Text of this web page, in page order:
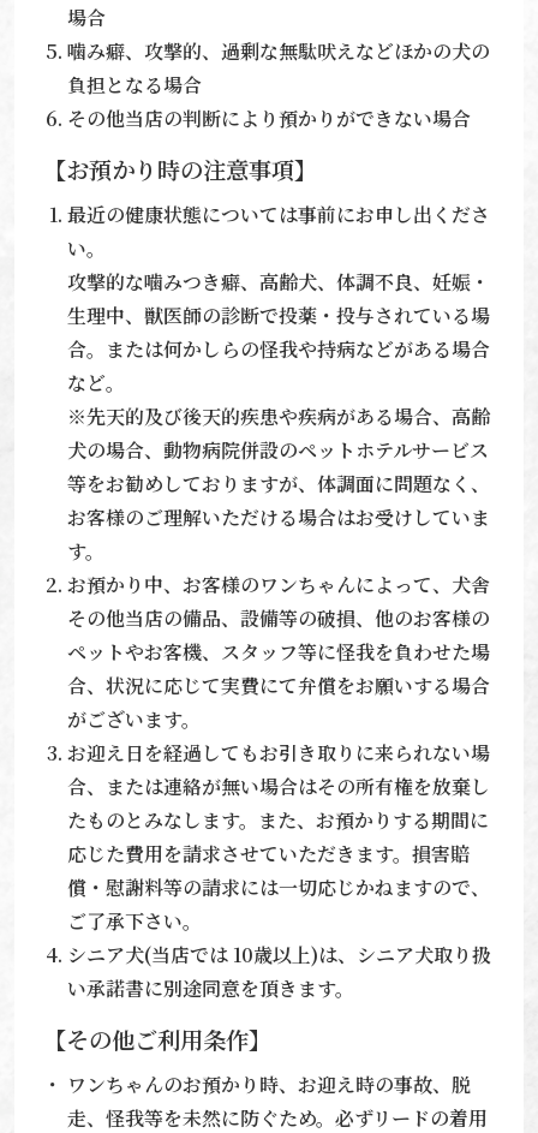
場合
噛み癖、攻撃的、過剰な無駄吠えなどほかの犬の
負担となる場合
その他当店の判断により預かりができない場合
【お預かり時の注意事項】
最近の健康状態については事前にお申し出くださ
い。
攻撃的な噛みつき癖、高齢犬、体調不良、妊娠・
生理中、獣医師の診断で投薬・投与されている場
合。または何かしらの怪我や持病などがある場合
など。
※先天的及び後天的疾患や疾病がある場合、高齢
犬の場合、動物病院併設のペットホテルサービス
等をお勧めしておりますが、体調面に問題なく、
お客様のご理解いただける場合はお受けしていま
す。
お預かり中、お客様のワンちゃんによって、犬舎
その他当店の備品、設備等の破損、他のお客様の
ペットやお客機、スタッフ等に怪我を負わせた場
合、状況に応じて実費にて弁償をお願いする場合
がございます。
お迎え日を経過してもお引き取りに来られない場
合、または連絡が無い場合はその所有権を放棄し
たものとみなします。また、お預かりする期間に
応じた費用を請求させていただきます。損害賠
償・慰謝料等の請求には一切応じかねますので、
ご了承下さい。
シニア犬(当店では 10歳以上)は、シニア犬取り扱
い承諾書に別途同意を頂きます。
【その他ご利用条作】
ワンちゃんのお預かり時、お迎え時の事故、脱
走、怪我等を未然に防ぐため。必ずリードの着用